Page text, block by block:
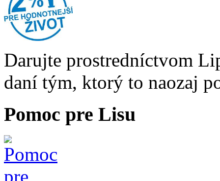
Darujte prostredníctvom
daní tým, ktorý to naozaj
Pomoc pre Lisu